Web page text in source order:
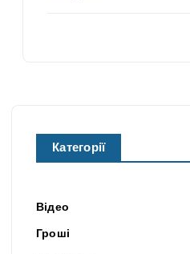
Категорії
Відео
Гроші